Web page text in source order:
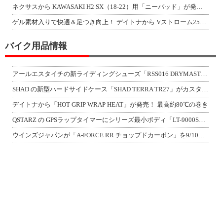
ネクサスから KAWASAKI H2 SX（18-22）用「ニーパッド」が発売！
ゲル素材入りで快適＆足つき向上！ デイトナから Vストローム250SX用「快適ロ
バイク用品情報
アールエスタイチの新ライディングシューズ「RSS016 DRYMASTER スト
SHAD の新型ハードサイドケース「SHAD TERRA TR27」がカスタムジ
デイトナから「HOT GRIP WRAP HEAT」が発売！ 最高約80℃の巻き
QSTARZ の GPSラップタイマーにシリーズ最小ボディ「LT-9000S」が
ウインズジャパンが「A-FORCE RR チョップドカーボン」を9/10発売！